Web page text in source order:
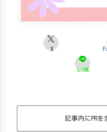
X
LINE
記事内にPR